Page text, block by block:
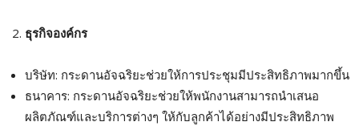
ธุรกิจองค์กร
บริษัท: กระดานอัจฉริยะช่วยให้การประชุมมีประสิทธิภาพมากขึ้น
ธนาคาร: กระดานอัจฉริยะช่วยให้พนักงานสามารถนำเสนอ
ผลิตภัณฑ์และบริการต่างๆ ให้กับลูกค้าได้อย่างมีประสิทธิภาพ